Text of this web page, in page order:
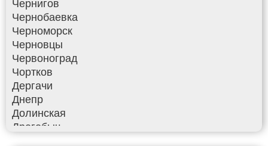
Чернигов
Чернобаевка
Черноморск
Черновцы
Червоноград
Чортков
Дергачи
Днепр
Долинская
Дрогобыч